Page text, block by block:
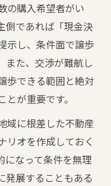
悔しない秘訣
将来性を解説
立つ理由
与える安心感とは
が活躍する場面
い宅建知識の活
売買の選択肢
の購入希望者がい
側であれば「現金決
示し、条件面で譲歩
また、交渉が難航し
歩できる範囲と絶対
が重要です。
域に根差した不動産
リオを作成しておく
になって条件を無理
発展することもある